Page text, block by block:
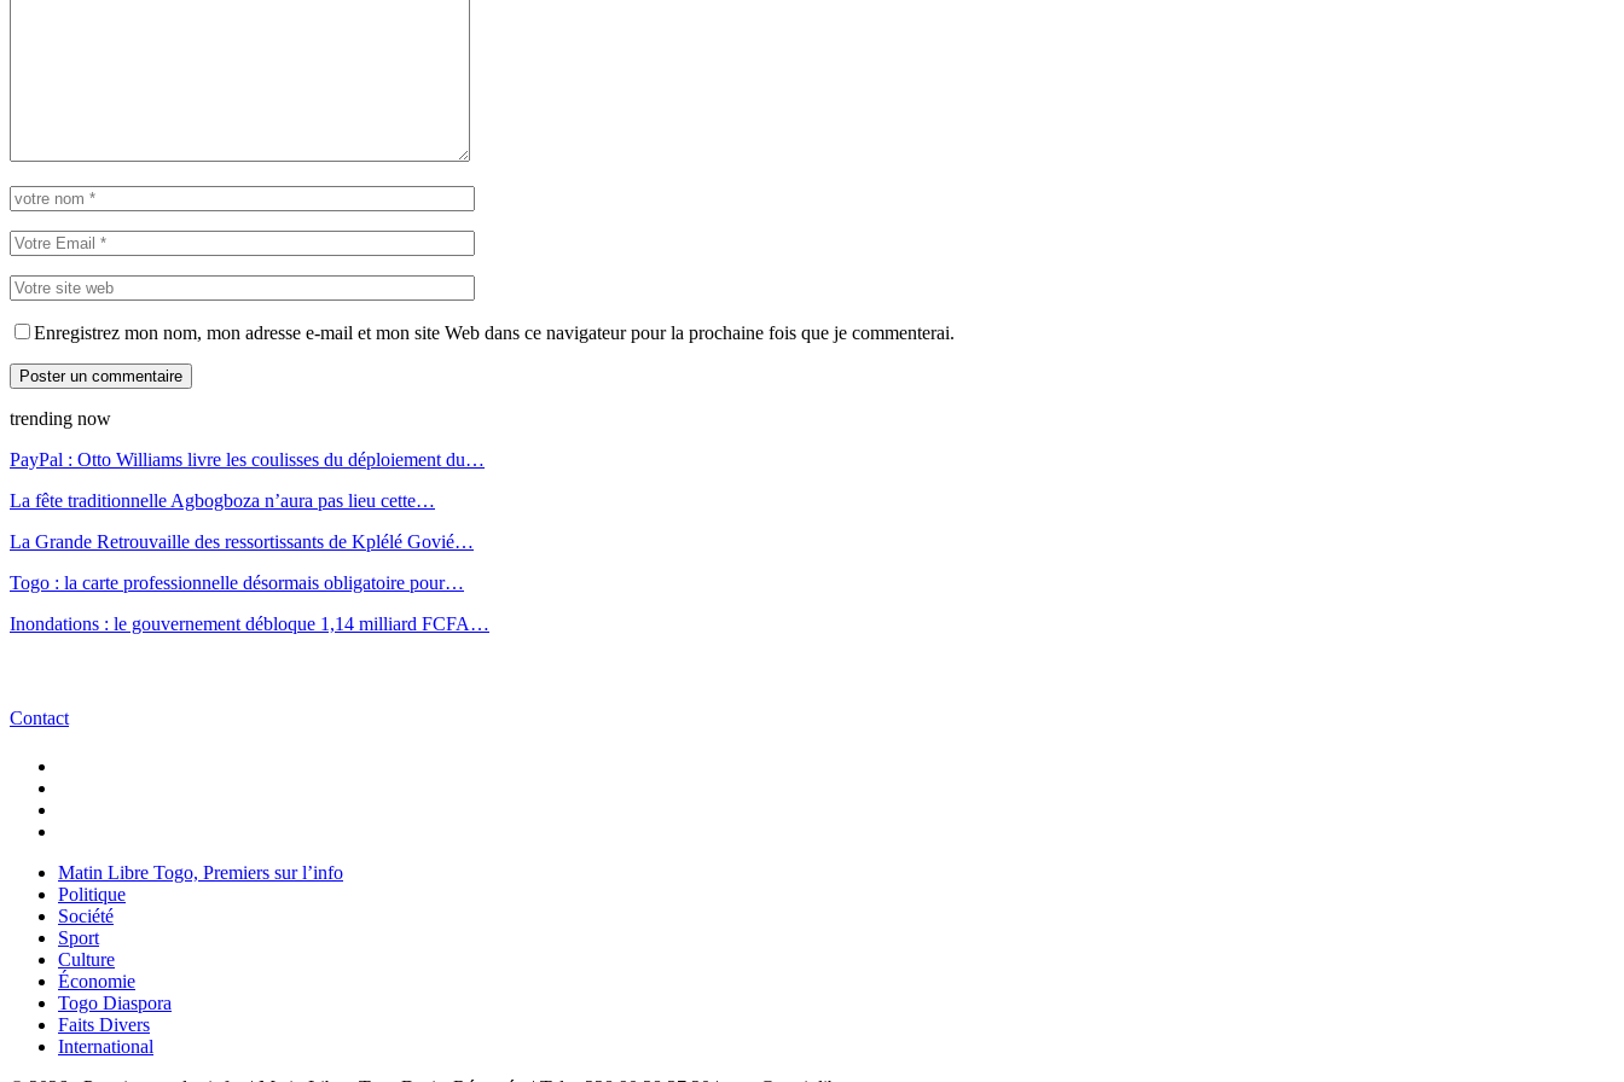
Enregistrez mon nom, mon adresse e-mail et mon site Web dans ce navigateur pour la prochaine fois que je commenterai.
trending now
PayPal : Otto Williams livre les coulisses du déploiement du…
La fête traditionnelle Agbogboza n’aura pas lieu cette…
La Grande Retrouvaille des ressortissants de Kplélé Govié…
Togo : la carte professionnelle désormais obligatoire pour…
Inondations : le gouvernement débloque 1,14 milliard FCFA…
Contact
Matin Libre Togo, Premiers sur l’info
Politique
Société
Sport
Culture
Économie
Togo Diaspora
Faits Divers
International